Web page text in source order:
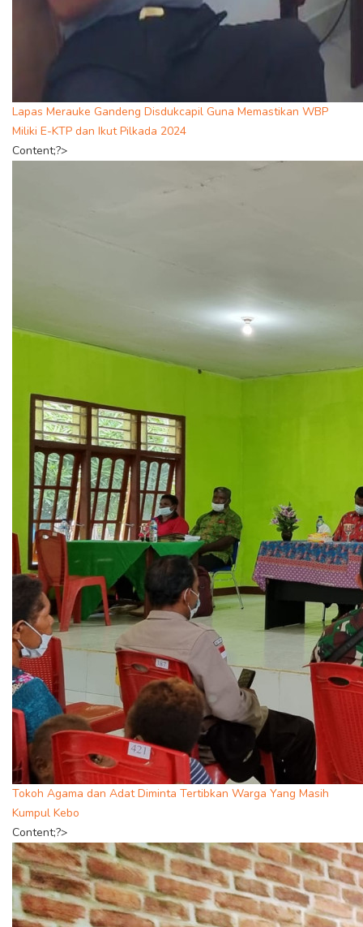
Lapas Merauke Gandeng Disdukcapil Guna Memastikan WBP
Miliki E-KTP dan Ikut Pilkada 2024
Content;?>
Tokoh Agama dan Adat Diminta Tertibkan Warga Yang Masih
Kumpul Kebo
Content;?>